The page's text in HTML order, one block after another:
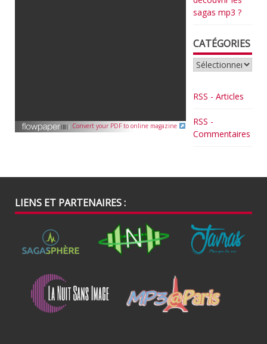
Convert your PDF to online magazine
sagas mp3 ?
CATÉGORIES
Catégories
RSS - Articles
RSS -
Commentaires
LIENS ET PARTENAIRES :